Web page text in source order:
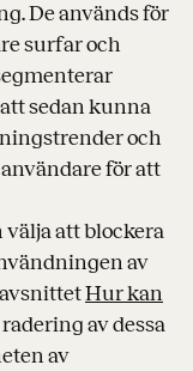
De används för
surfar och
sedan kunna
och
för att
att blockera
av
Hur kan
av dessa
av